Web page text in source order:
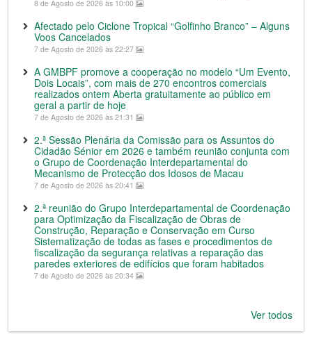
8 de Agosto de 2026 às 10:00
Afectado pelo Ciclone Tropical “Golfinho Branco” – Alguns
Voos Cancelados
7 de Agosto de 2026 às 22:27
A GMBPF promove a cooperação no modelo “Um Evento,
Dois Locais”, com mais de 270 encontros comerciais
realizados ontem Aberta gratuitamente ao público em
geral a partir de hoje
7 de Agosto de 2026 às 21:31
2.ª Sessão Plenária da Comissão para os Assuntos do
Cidadão Sénior em 2026 e também reunião conjunta com
o Grupo de Coordenação Interdepartamental do
Mecanismo de Protecção dos Idosos de Macau
7 de Agosto de 2026 às 20:41
2.ª reunião do Grupo Interdepartamental de Coordenação
para Optimização da Fiscalização de Obras de
Construção, Reparação e Conservação em Curso
Sistematização de todas as fases e procedimentos de
fiscalização da segurança relativas a reparação das
paredes exteriores de edifícios que foram habitados
7 de Agosto de 2026 às 20:34
Ver todos